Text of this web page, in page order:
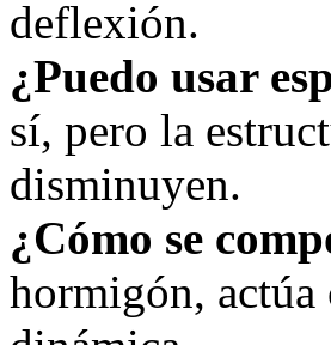
deflexión.
¿Puedo usar
sí, pero la
disminuyen.
¿Cómo se
hormigón, actúa